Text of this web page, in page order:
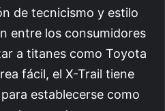
de tecnicismo y estilo
entre los consumidores
a titanes como Toyota
fácil, el X-Trail tiene
establecerse como